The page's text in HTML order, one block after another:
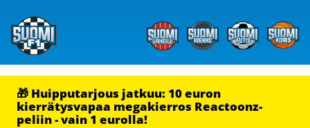
🎁 Huipputarjous jatkuu: 10 euron
kierrätysvapaa megakierros Reactoonz-
peliin - vain 1 eurolla!